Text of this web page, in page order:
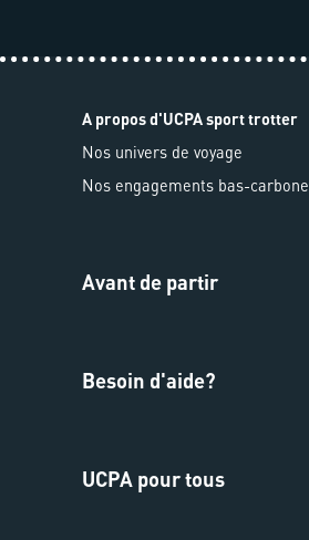
A propos d'UCPA sport trotter
Nos univers de voyage
Nos engagements bas-carbone
Avant de partir
Besoin d'aide?
UCPA pour tous